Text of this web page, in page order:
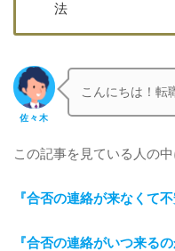
法
佐々木
こんにちは！転
この記事を見ている人の
『合否の連絡が来なくて
『合否の連絡がいつ来る